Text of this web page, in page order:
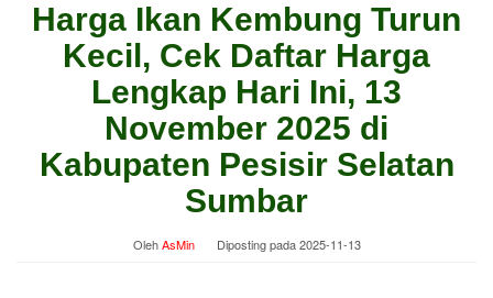
Harga Ikan Kembung Turun
Kecil, Cek Daftar Harga
Lengkap Hari Ini, 13
November 2025 di
Kabupaten Pesisir Selatan
Sumbar
OlehAsMin Diposting pada2025-11-13